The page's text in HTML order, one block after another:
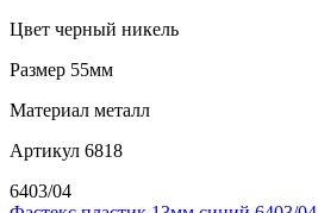
Цвет черный никель
Размер 55мм
Материал металл
Артикул 6818
6403/04